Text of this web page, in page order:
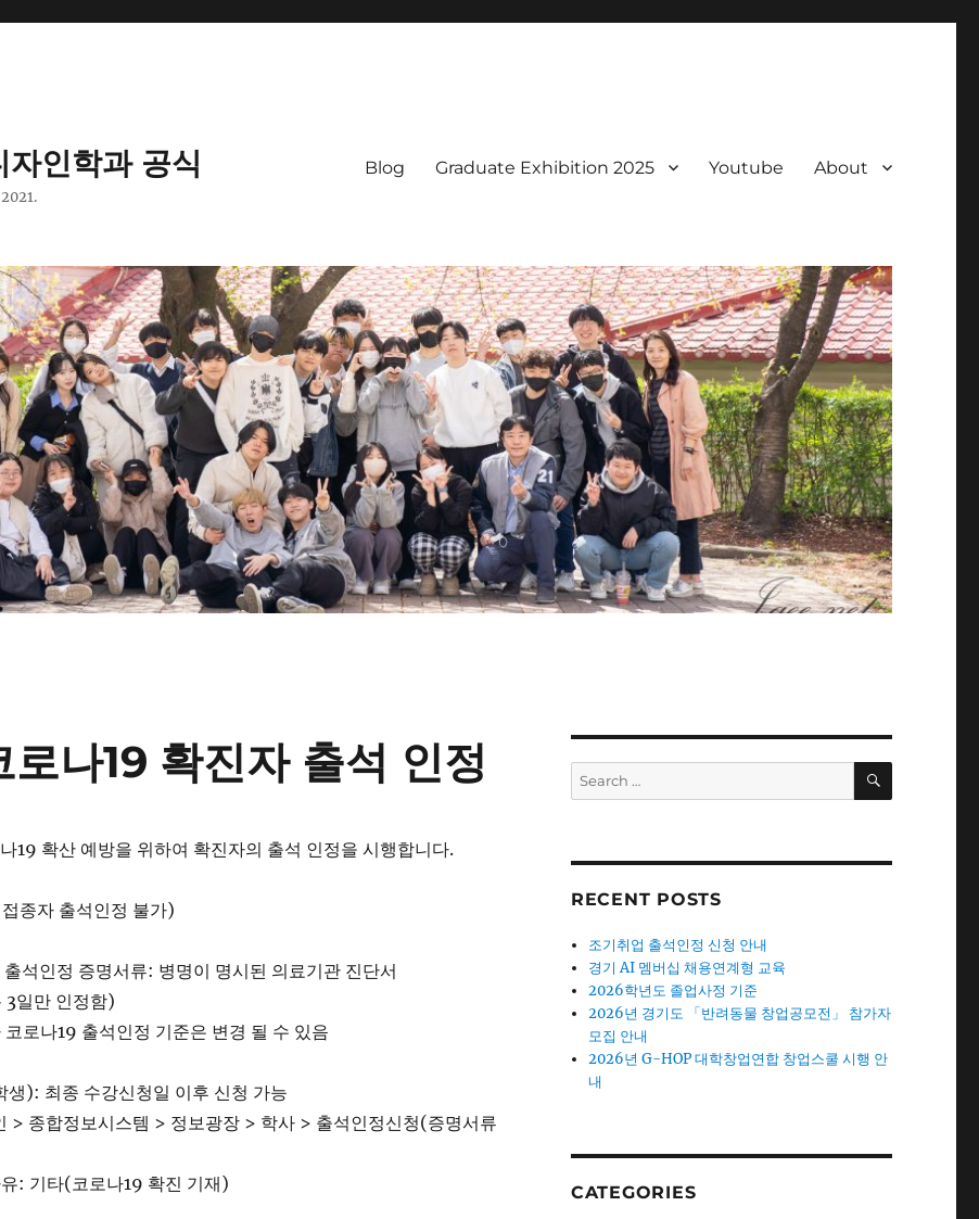
인학과 공식 Blog Graduate Exhibition 2025 Youtube About
나19 확진자 출석 인정
19 확산 예방을 위하여 확진자의 출석 인정을 시행합니다.
종자 출석인정 불가)
석인정 증명서류: 병명이 명시된 의료기관 진단서
3일만 인정함)
로나19 출석인정 기준은 변경 될 수 있음
생): 최종 수강신청일 이후 신청 가능
> 종합정보시스템 > 정보광장 > 학사 > 출석인정신청(증명서류
: 기타(코로나19 확진 기재)
Search
for:
SEARCH
RECENT POSTS
조기취업 출석인정 신청 안내
경기 AI 멤버십 채용연계형 교육
2026학년도 졸업사정 기준
2026년 경기도 「반려동물 창업공모전」 참가자
모집 안내
2026년 G-HOP 대학창업연합 창업스쿨 시행 안
내
CATEGORIES